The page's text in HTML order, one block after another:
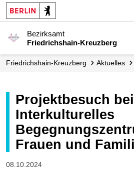
Bezirksamt
Friedrichshain-Kreuzberg
Friedrichshain-Kreuzberg Aktuelles
Projektbesuch bei „BOX66 –
Interkulturelles
Frauen und
08.10.2024